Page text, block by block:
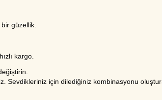
güzellik.
kargo.
Sevdikleriniz için dilediğiniz kombinasyonu